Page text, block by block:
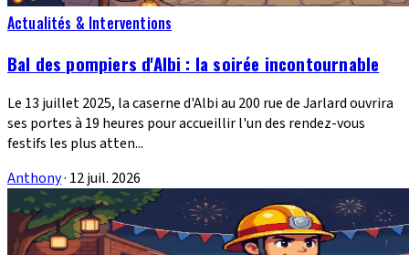
Actualités & Interventions
Bal des pompiers d'Albi : la soirée incontournable
Le 13 juillet 2025, la caserne d'Albi au 200 rue de Jarlard ouvrira
ses portes à 19 heures pour accueillir l'un des rendez-vous
festifs les plus atten...
Anthony· 12 juil. 2026